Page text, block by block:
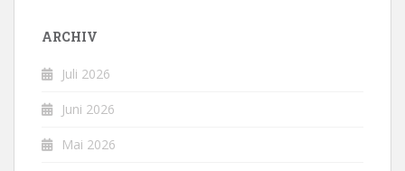
ARCHIV
Juli 2026
Juni 2026
Mai 2026